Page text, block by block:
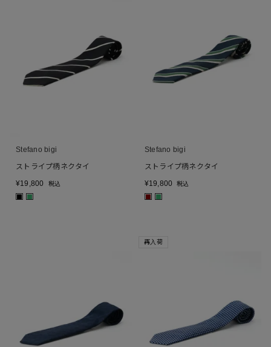
Stefano bigi
ストライプ柄ネクタイ
¥19,800 税込
Stefano bigi
ストライプ柄ネクタイ
¥19,800 税込
再入荷